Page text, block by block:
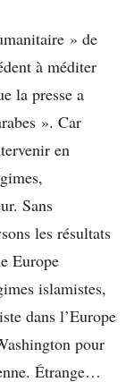
» de
à méditer
la presse a
». Car
en
Sans
les résultats
Europe
islamistes,
dans l’Europe
pour
Étrange…